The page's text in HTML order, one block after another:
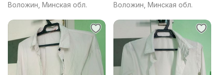
Воложин, Минская обл. Воложин, Минская обл.